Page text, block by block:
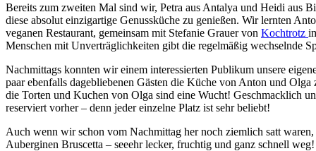
Bereits zum zweiten Mal sind wir, Petra aus Antalya und Heidi aus
diese absolut einzigartige Genussküche zu genießen. Wir lernten
veganen Restaurant, gemeinsam mit Stefanie Grauer von Kochtrotz
Menschen mit Unverträglichkeiten gibt die regelmäßig wechselnde
Nachmittags konnten wir einem interessierten Publikum unsere
paar ebenfalls dagebliebenen Gästen die Küche von Anton und
die Torten und Kuchen von Olga sind eine Wucht! Geschmacklich
reserviert vorher – denn jeder einzelne Platz ist sehr beliebt!
Auch wenn wir schon vom Nachmittag her noch ziemlich satt
Auberginen Bruscetta – seeehr lecker, fruchtig und ganz schnell weg!